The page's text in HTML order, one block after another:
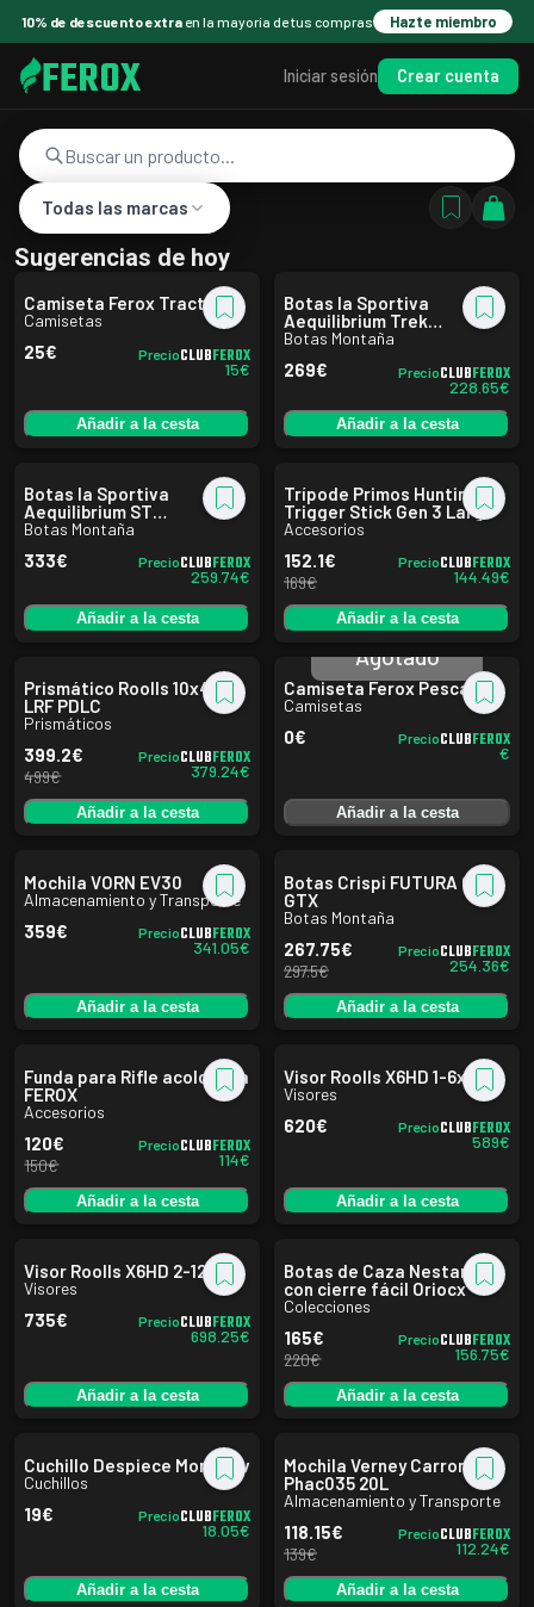
10% de descuento extraen la mayoría de tus compras Hazte miembro
FEROX Iniciar sesión Crear cuenta
Todas las marcas
Sugerencias de hoy
Camiseta Ferox Tractor
Camisetas
25€ PrecioCLUBFEROX
15€
Añadir a la cesta
Botas la Sportiva
Aequilibrium Trek
Carbon/Yellow
Botas Montaña
269€ PrecioCLUBFEROX
228.65€
Añadir a la cesta
Botas la Sportiva
Aequilibrium ST
Black/Yellow
Botas Montaña
333€ PrecioCLUBFEROX
259.74€
Añadir a la cesta
Trípode Primos Hunting
Trigger Stick Gen 3 Largo
Accesorios
152.1€
169€
PrecioCLUBFEROX
144.49€
Añadir a la cesta
Prismático Roolls 10x42
LRF PDLC
Prismáticos
399.2€
499€
PrecioCLUBFEROX
379.24€
Añadir a la cesta
Agotado
Camiseta Ferox Pescador
Camisetas
0€ PrecioCLUBFEROX
€
Añadir a la cesta
Mochila VORN EV30
Almacenamiento y Transporte
359€ PrecioCLUBFEROX
341.05€
Añadir a la cesta
Botas Crispi FUTURA CX
GTX
Botas Montaña
267.75€
297.5€
PrecioCLUBFEROX
254.36€
Añadir a la cesta
Funda para Rifle acolchada
FEROX
Accesorios
120€
150€
PrecioCLUBFEROX
114€
Añadir a la cesta
Visor Roolls X6HD 1-6x24i
Visores
620€ PrecioCLUBFEROX
589€
Añadir a la cesta
Visor Roolls X6HD 2-12x50i
Visores
735€ PrecioCLUBFEROX
698.25€
Añadir a la cesta
Botas de Caza Nestares
con cierre fácil Oriocx
Colecciones
165€
220€
PrecioCLUBFEROX
156.75€
Añadir a la cesta
Cuchillo Despiece Morakniv
Cuchillos
19€ PrecioCLUBFEROX
18.05€
Añadir a la cesta
Mochila Verney Carron
Phac035 20L
Almacenamiento y Transporte
118.15€
139€
PrecioCLUBFEROX
112.24€
Añadir a la cesta